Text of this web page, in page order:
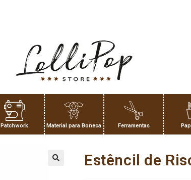
Patchwork Material para Boneca Ferramentas
Estêncil de